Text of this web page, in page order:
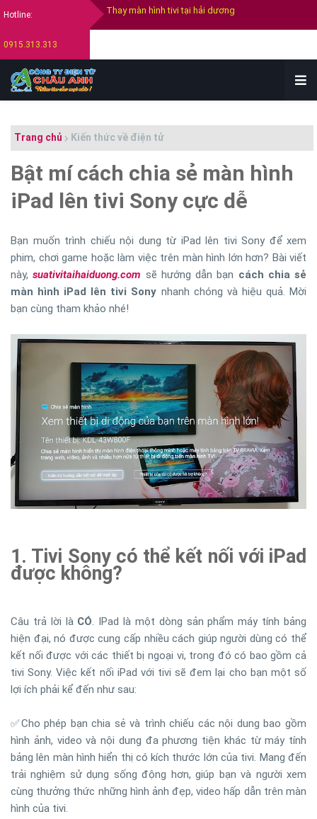
Hotline:
0915.313.313
Thay màn hình tivi Samsung
Thu mua tivi cũ hỏng tại hải dương
Trang chủ Kiến thức về điện tử
Bật mí cách chia sẻ màn hình
iPad lên tivi Sony cực dễ
Bạn muốn trình chiếu nội dung từ iPad lên tivi Sony để xem
phim, chơi game hoặc làm việc trên màn hình lớn hơn? Bài viết
này,suativitaihaiduong.com sẽ hướng dẫn bạn cách chia sẻ
màn hình iPad lên tivi Sony nhanh chóng và hiệu quả. Mời
bạn cùng tham khảo nhé!
1. Tivi Sony có thể kết nối với iPad
được không?
Câu trả lời là CÓ. IPad là một dòng sản phẩm máy tính bảng
hiện đại, nó được cung cấp nhiều cách giúp người dùng có thể
kết nối được với các thiết bị ngoại vi, trong đó có bao gồm cả
tivi Sony. Việc kết nối iPad với tivi sẽ đem lại cho bạn một số
lợi ích phải kể đến như sau:
✅Cho phép bạn chia sẻ và trình chiếu các nội dung bao gồm
hình ảnh, video và nội dung đa phương tiện khác từ máy tính
bảng lên màn hình hiển thị có kích thước lớn của tivi. Mang đến
trải nghiệm sử dụng sống động hơn, giúp bạn và người xem
cùng thưởng thức những hình ảnh đẹp, video hấp dẫn trên màn
hình của tivi.